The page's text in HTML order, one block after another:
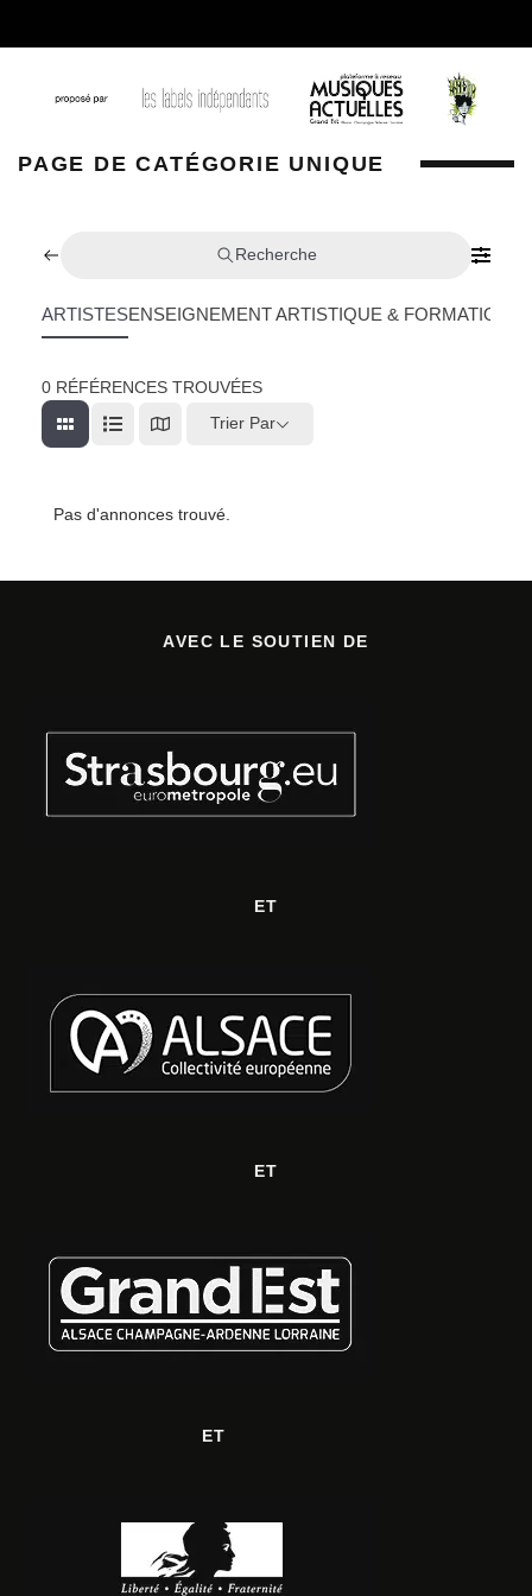
PAGE DE CATÉGORIE UNIQUE
Recherche
ARTISTESENSEIGNEMENT ARTISTIQUE & FORMATION
0 RÉFÉRENCES TROUVÉES
Trier Par
Pas d'annonces trouvé.
AVEC LE SOUTIEN DE
ET
ET
ET